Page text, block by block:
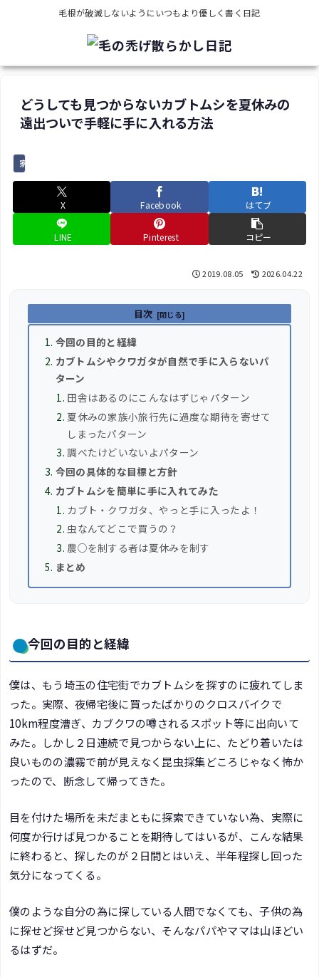
毛根が破滅しないようにいつもより優しく書く日記
どうしても見つからないカブトムシを夏休みの
遠出ついで手軽に手に入れる方法
家族でお出かけスポット
X Facebook はてブ
LINE Pinterest コピー
2019.08.05 2026.04.22
目次
今回の目的と経緯
カブトムシやクワガタが自然で手に入らないパ
ターン
田舎はあるのにこんなはずじゃパターン
夏休みの家族小旅行先に過度な期待を寄せて
しまったパターン
調べたけどいないよパターン
今回の具体的な目標と方針
カブトムシを簡単に手に入れてみた
カブト・クワガタ、やっと手に入ったよ！
虫なんてどこで買うの？
農○を制する者は夏休みを制す
まとめ
今回の目的と経緯
僕は、もう埼玉の住宅街でカブトムシを探すのに疲れてしま
った。実際、夜帰宅後に買ったばかりのクロスバイクで
10km程度漕ぎ、カブクワの噂されるスポット等に出向いて
みた。しかし２日連続で見つからない上に、たどり着いたは
良いものの濃霧で前が見えなく昆虫採集どころじゃなく怖か
ったので、断念して帰ってきた。
目を付けた場所を未だまともに探索できていない為、実際に
何度か行けば見つかることを期待してはいるが、こんな結果
に終わると、探したのが２日間とはいえ、半年程探し回った
気分になってくる。
僕のような自分の為に探している人間でなくても、子供の為
に探せど探せど見つからない、そんなパパやママは山ほどい
るはずだ。